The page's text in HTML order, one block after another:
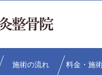
施術の流れ 料金・施